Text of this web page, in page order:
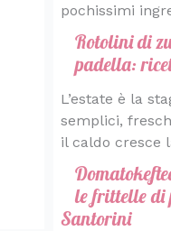
pochissimi
Rotolini di
padella:
L’estate è la
semplici,
il caldo cresce
le frittelle di
Santorini